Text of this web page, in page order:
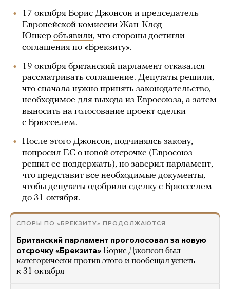
17 октября Борис Джонсон и председатель
Европейской комиссии Жан-Клод
Юнкер объявили, что стороны достигли
соглашения по «Брекзиту».
19 октября британский парламент отказался
рассматривать соглашение. Депутаты решили,
что сначала нужно принять законодательство,
необходимое для выхода из Евросоюза, а затем
выносить на голосование проект сделки
с Брюсселем.
После этого Джонсон, подчиняясь закону,
попросил ЕС о новой отсрочке (Евросоюз
решил ее поддержать), но заверил парламент,
что представит все необходимые документы,
чтобы депутаты одобрили сделку с Брюсселем
до 31 октября.
СПОРЫ ПО «БРЕКЗИТУ» ПРОДОЛЖАЮТСЯ
Британский парламент проголосовал за новую
отсрочку «Брекзита» Борис Джонсон был
категорически против этого и пообещал успеть
к 31 октября